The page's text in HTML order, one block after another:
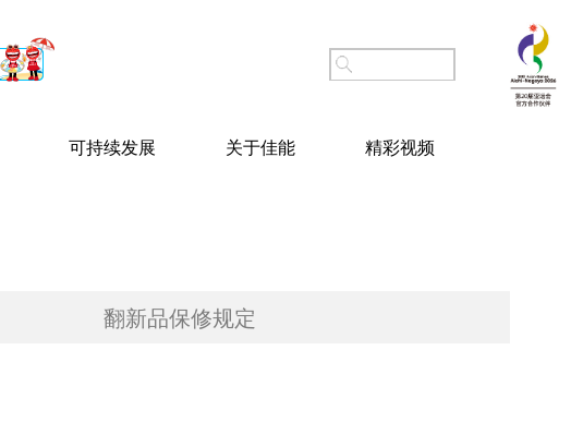
可持续发展 关于佳能 精彩视频
翻新品保修规定